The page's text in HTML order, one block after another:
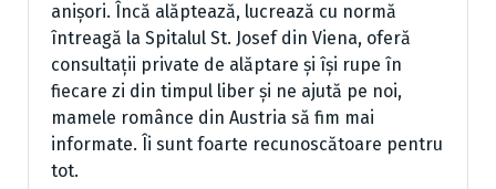
anișori. Încă alăptează, lucrează cu normă
întreagă la Spitalul St. Josef din Viena, oferă
consultații private de alăptare și își rupe în
fiecare zi din timpul liber și ne ajută pe noi,
mamele românce din Austria să fim mai
informate. Îi sunt foarte recunoscătoare pentru
tot.